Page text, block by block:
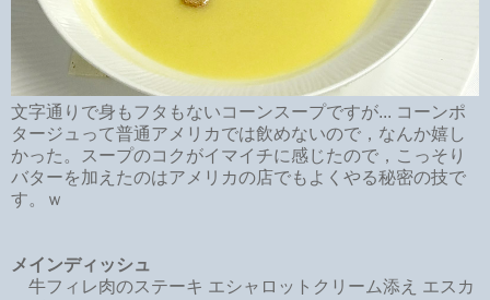
文字通りで身もフタもないコーンスープですが... コーンポ
タージュって普通アメリカでは飲めないので，なんか嬉し
かった。スープのコクがイマイチに感じたので，こっそり
バターを加えたのはアメリカの店でもよくやる秘密の技で
す。ｗ
メインディッシュ
牛フィレ肉のステーキ エシャロットクリーム添え エスカ